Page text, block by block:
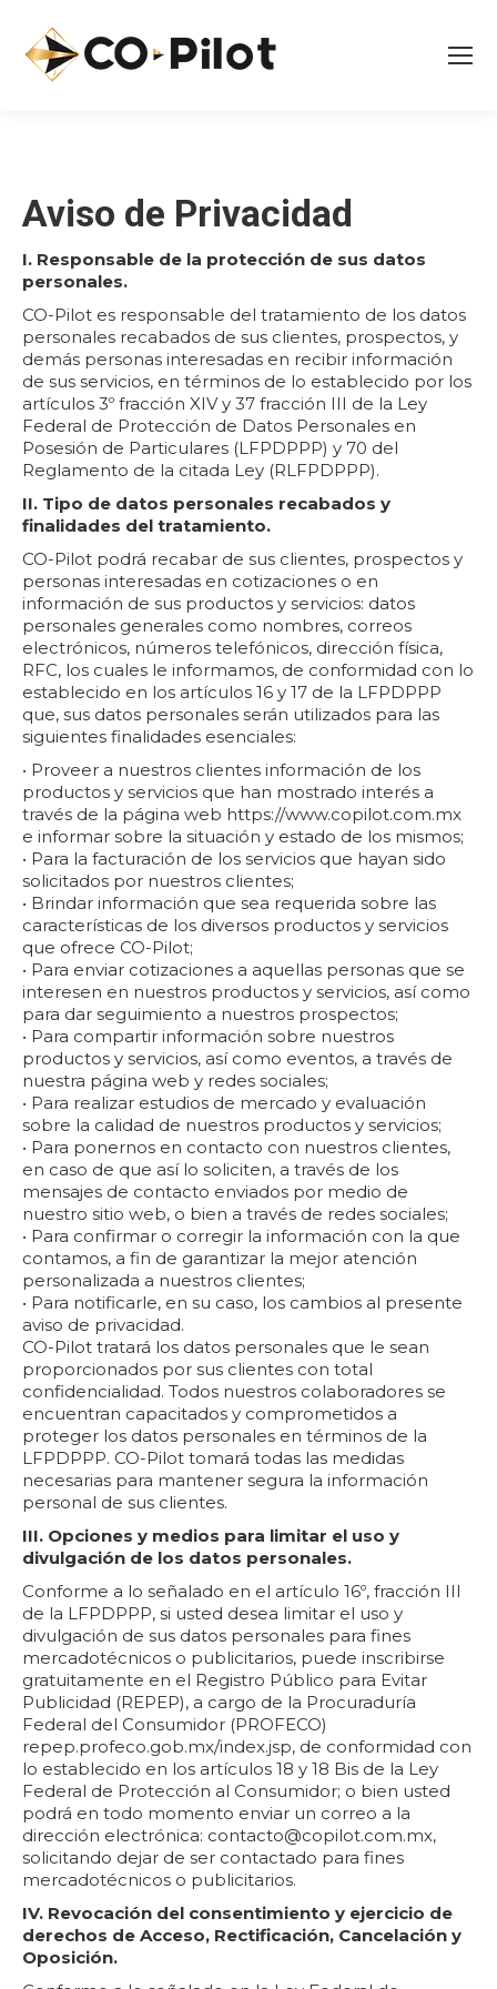
Aviso de Privacidad
I. Responsable de la protección de sus datos
personales.
CO-Pilot es responsable del tratamiento de los datos
personales recabados de sus clientes, prospectos, y
demás personas interesadas en recibir información
de sus servicios, en términos de lo establecido por los
artículos 3º fracción XIV y 37 fracción III de la Ley
Federal de Protección de Datos Personales en
Posesión de Particulares (LFPDPPP) y 70 del
Reglamento de la citada Ley (RLFPDPPP).
II. Tipo de datos personales recabados y
finalidades del tratamiento.
CO-Pilot podrá recabar de sus clientes, prospectos y
personas interesadas en cotizaciones o en
información de sus productos y servicios: datos
personales generales como nombres, correos
electrónicos, números telefónicos, dirección física,
RFC, los cuales le informamos, de conformidad con lo
establecido en los artículos 16 y 17 de la LFPDPPP
que, sus datos personales serán utilizados para las
siguientes finalidades esenciales:
• Proveer a nuestros clientes información de los
productos y servicios que han mostrado interés a
través de la página web https://www.copilot.com.mx
e informar sobre la situación y estado de los mismos;
• Para la facturación de los servicios que hayan sido
solicitados por nuestros clientes;
• Brindar información que sea requerida sobre las
características de los diversos productos y servicios
que ofrece CO-Pilot;
• Para enviar cotizaciones a aquellas personas que se
interesen en nuestros productos y servicios, así como
para dar seguimiento a nuestros prospectos;
• Para compartir información sobre nuestros
productos y servicios, así como eventos, a través de
nuestra página web y redes sociales;
• Para realizar estudios de mercado y evaluación
sobre la calidad de nuestros productos y servicios;
• Para ponernos en contacto con nuestros clientes,
en caso de que así lo soliciten, a través de los
mensajes de contacto enviados por medio de
nuestro sitio web, o bien a través de redes sociales;
• Para confirmar o corregir la información con la que
contamos, a fin de garantizar la mejor atención
personalizada a nuestros clientes;
• Para notificarle, en su caso, los cambios al presente
aviso de privacidad.
CO-Pilot tratará los datos personales que le sean
proporcionados por sus clientes con total
confidencialidad. Todos nuestros colaboradores se
encuentran capacitados y comprometidos a
proteger los datos personales en términos de la
LFPDPPP. CO-Pilot tomará todas las medidas
necesarias para mantener segura la información
personal de sus clientes.
III. Opciones y medios para limitar el uso y
divulgación de los datos personales.
Conforme a lo señalado en el artículo 16º, fracción III
de la LFPDPPP, si usted desea limitar el uso y
divulgación de sus datos personales para fines
mercadotécnicos o publicitarios, puede inscribirse
gratuitamente en el Registro Público para Evitar
Publicidad (REPEP), a cargo de la Procuraduría
Federal del Consumidor (PROFECO)
repep.profeco.gob.mx/index.jsp, de conformidad con
lo establecido en los artículos 18 y 18 Bis de la Ley
Federal de Protección al Consumidor; o bien usted
podrá en todo momento enviar un correo a la
dirección electrónica: contacto@copilot.com.mx,
solicitando dejar de ser contactado para fines
mercadotécnicos o publicitarios.
IV. Revocación del consentimiento y ejercicio de
derechos de Acceso, Rectificación, Cancelación y
Oposición.